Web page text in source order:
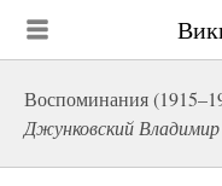
Воспоминания
Джунковский